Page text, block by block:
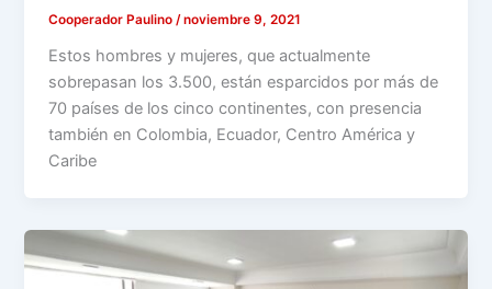
Cooperador Paulino/noviembre 9, 2021
Estos hombres y mujeres, que actualmente
sobrepasan los 3.500, están esparcidos por más de
70 países de los cinco continentes, con presencia
también en Colombia, Ecuador, Centro América y
Caribe